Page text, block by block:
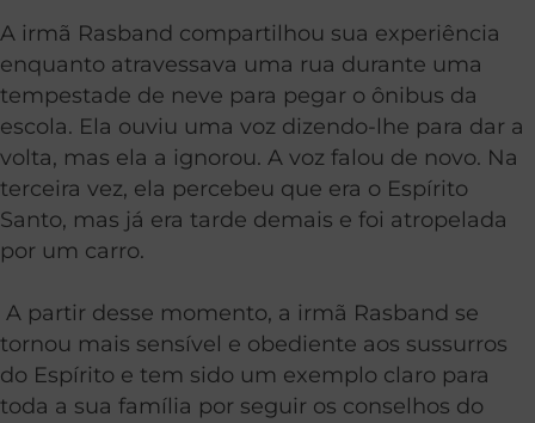
A irmã Rasband compartilhou sua experiência
enquanto atravessava uma rua durante uma
tempestade de neve para pegar o ônibus da
escola. Ela ouviu uma voz dizendo-lhe para dar a
volta, mas ela a ignorou. A voz falou de novo. Na
terceira vez, ela percebeu que era o Espírito
Santo, mas já era tarde demais e foi atropelada
por um carro.
A partir desse momento, a irmã Rasband se
tornou mais sensível e obediente aos sussurros
do Espírito e tem sido um exemplo claro para
toda a sua família por seguir os conselhos do